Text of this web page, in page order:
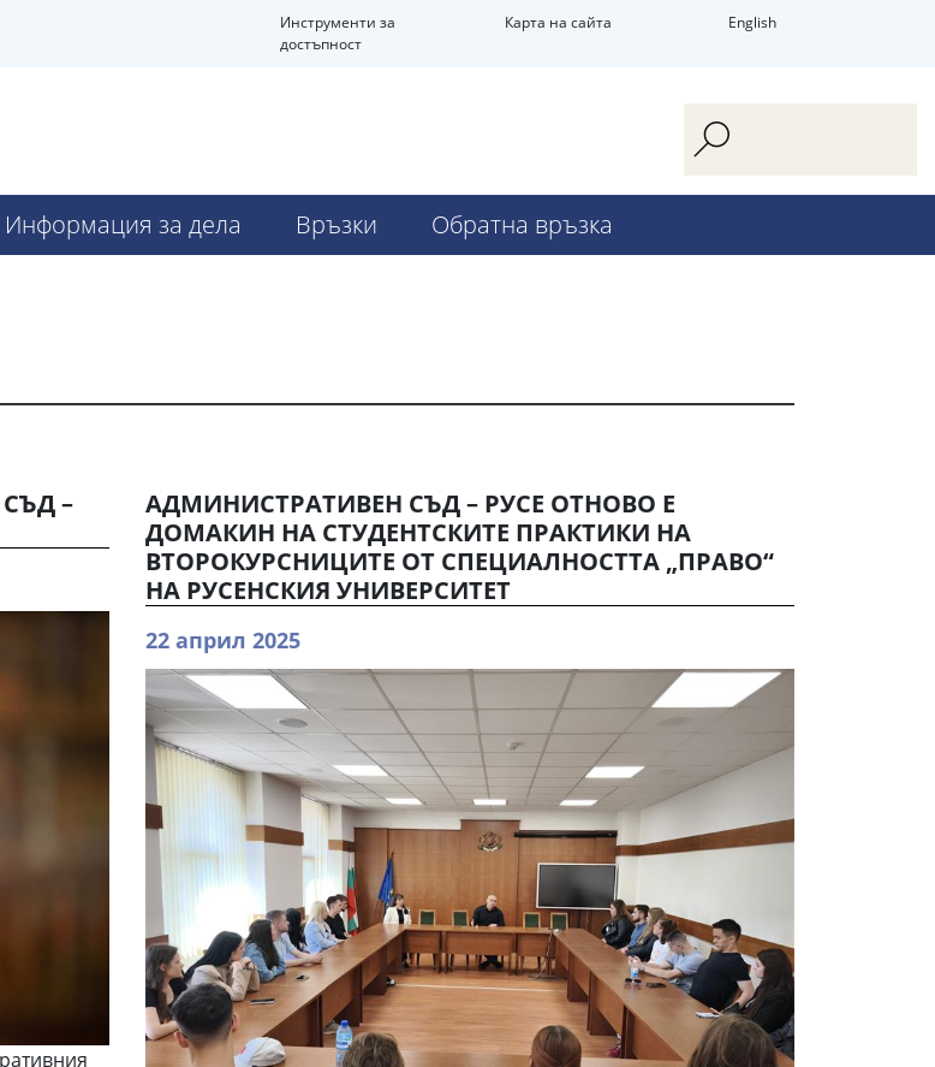
Инструменти за
достъпност
Карта на сайта English
Информация за дела Връзки Обратна връзка
–
АДМИНИСТРАТИВЕН СЪД – РУСЕ ОТНОВО Е
ДОМАКИН НА СТУДЕНТСКИТЕ ПРАКТИКИ НА
ВТОРОКУРСНИЦИТЕ ОТ СПЕЦИАЛНОСТТА „ПРАВО“
НА РУСЕНСКИЯ УНИВЕРСИТЕТ
22 април 2025